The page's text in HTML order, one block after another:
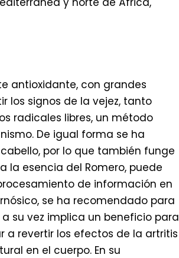
antioxidante, con grandes
los signos de la vejez, tanto
radicales libres, un método
De igual forma se ha
por lo que también funge
esencia del Romero, puede
de información en
se ha recomendado para
su vez implica un beneficio para
a revertir los efectos de la artritis
en el cuerpo. En su